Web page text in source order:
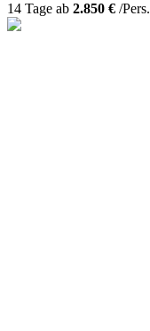
14 Tage ab 2.850 € /Pers.